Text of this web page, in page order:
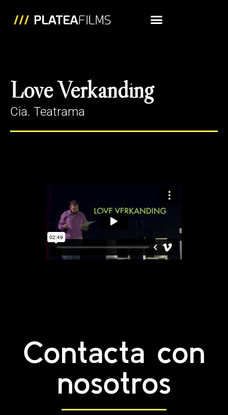
Love Verkanding
Cia. Teatrama
Contacta con
nosotros